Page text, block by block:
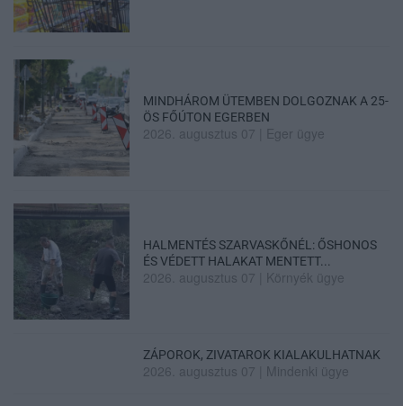
MINDHÁROM ÜTEMBEN DOLGOZNAK A 25-
ÖS FŐÚTON EGERBEN
2026. augusztus 07 Eger ügye
HALMENTÉS SZARVASKŐNÉL: ŐSHONOS
ÉS VÉDETT HALAKAT MENTETT...
2026. augusztus 07 Környék ügye
ZÁPOROK, ZIVATAROK KIALAKULHATNAK
2026. augusztus 07 Mindenki ügye